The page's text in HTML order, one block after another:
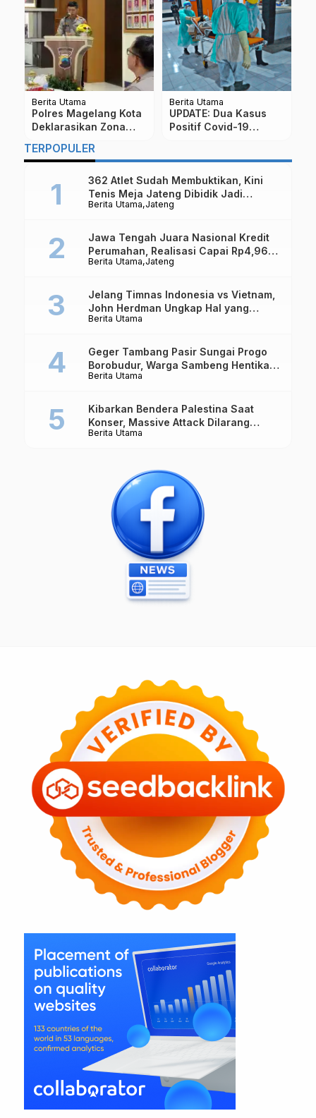
Berita Utama
Polres Magelang Kota
Deklarasikan Zona
Berita Utama
UPDATE: Dua Kasus
Positif Covid-19
TERPOPULER
Berita Utama Jateng
362 Atlet Sudah Membuktikan, Kini
Tenis Meja Jateng Dibidik Jadi
Kekuatan Nasional
Berita Utama Jateng
Jawa Tengah Juara Nasional Kredit
Perumahan, Realisasi Capai Rp4,96
Triliun
Berita Utama
Jelang Timnas Indonesia vs Vietnam,
John Herdman Ungkap Hal yang
Dipertaruhkan
Berita Utama
Geger Tambang Pasir Sungai Progo
Borobudur, Warga Sambeng Hentikan
Alat Berat dan Usir Truk
Berita Utama
Kibarkan Bendera Palestina Saat
Konser, Massive Attack Dilarang
Masuk Singapura Lagi